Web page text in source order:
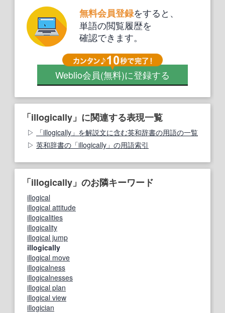
無料会員登録をすると、
単語の閲覧履歴を
確認できます。
Weblio会員(無料)に登録する
「illogically」に関連する表現一覧
「illogically」を解説文に含む英和辞書の用語の一覧
英和辞書の「illogically」の用語索引
「illogically」のお隣キーワード
illogical
illogical attitude
illogicalities
illogicality
illogical jump
illogically
illogical move
illogicalness
illogicalnesses
illogical plan
illogical view
illogician